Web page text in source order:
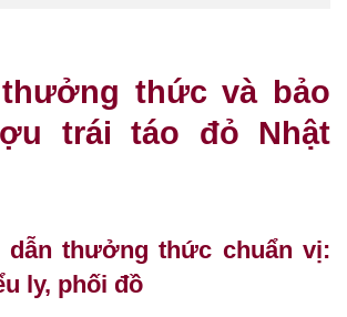
thức và bảo
trái táo đỏ Nhật
dẫn thưởng thức chuẩn vị:
ly, phối đồ